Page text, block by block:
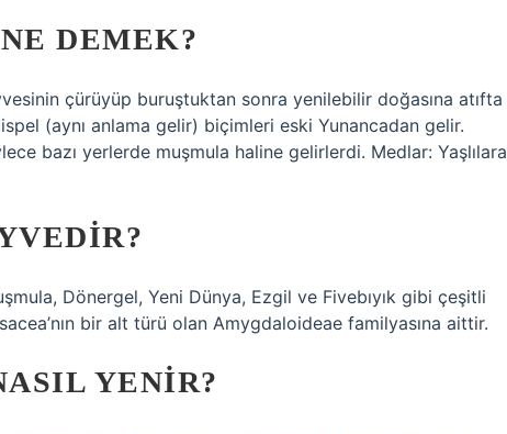
DEMEK?
çürüyüp buruştuktan sonra yenilebilir doğasına atıfta
(aynı anlama gelir) biçimleri eski Yunancadan gelir.
bazı yerlerde muşmula haline gelirlerdi. Medlar: Yaşlılara
Dönergel, Yeni Dünya, Ezgil ve Fivebıyık gibi çeşitli
bir alt türü olan Amygdaloideae familyasına aittir.
YENIR?